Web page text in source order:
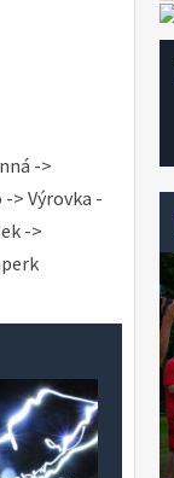
->
> Výrovka -
->